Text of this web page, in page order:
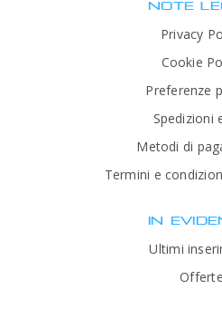
NOTE
Privacy
Cookie
Preferenze
Spedizioni
Metodi di
Termini e
IN
Ultimi
Offerte